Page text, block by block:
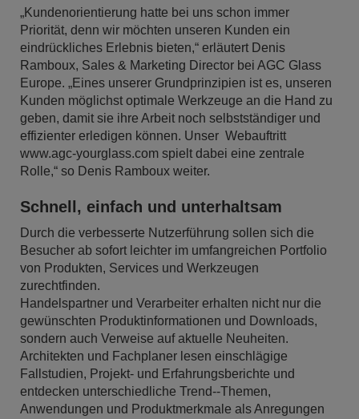
„Kundenorientierung hatte bei uns schon immer
Priorität, denn wir möchten unseren Kunden ein
eindrückliches Erlebnis bieten,“ erläutert Denis
Ramboux, Sales & Marketing Director bei AGC Glass
Europe. „Eines unserer Grundprinzipien ist es, unseren
Kunden möglichst optimale Werkzeuge an die Hand zu
geben, damit sie ihre Arbeit noch selbstständiger und
effizienter erledigen können. Unser Webauftritt
www.agc-yourglass.com spielt dabei eine zentrale
Rolle,“ so Denis Ramboux weiter.
Schnell, einfach und unterhaltsam
Durch die verbesserte Nutzerführung sollen sich die
Besucher ab sofort leichter im umfangreichen Portfolio
von Produkten, Services und Werkzeugen
zurechtfinden.
Handelspartner und Verarbeiter erhalten nicht nur die
gewünschten Produktinformationen und Downloads,
sondern auch Verweise auf aktuelle Neuheiten.
Architekten und Fachplaner lesen einschlägige
Fallstudien, Projekt- und Erfahrungsberichte und
entdecken unterschiedliche Trend--Themen,
Anwendungen und Produktmerkmale als Anregungen